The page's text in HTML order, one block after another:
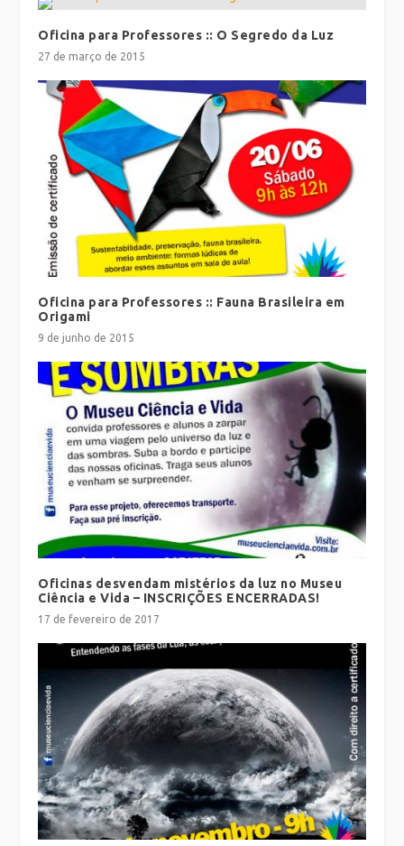
Oficina para Professores :: O Segredo da Luz
27 de março de 2015
Oficina para Professores :: Fauna Brasileira em
Origami
9 de junho de 2015
Oficinas desvendam mistérios da luz no Museu
Ciência e Vida – INSCRIÇÕES ENCERRADAS!
17 de fevereiro de 2017